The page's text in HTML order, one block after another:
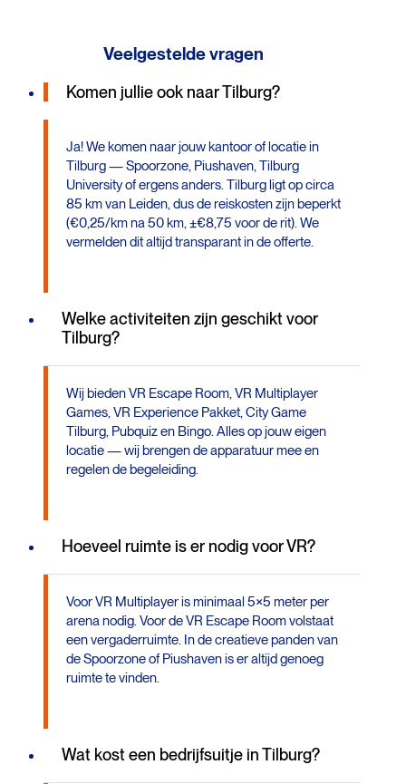
Veelgestelde vragen
Komen jullie ook naar Tilburg?
Ja! We komen naar jouw kantoor of locatie in
Tilburg — Spoorzone, Piushaven, Tilburg
University of ergens anders. Tilburg ligt op circa
85 km van Leiden, dus de reiskosten zijn beperkt
(€0,25/km na 50 km, ±€8,75 voor de rit). We
vermelden dit altijd transparant in de offerte.
Welke activiteiten zijn geschikt voor
Tilburg?
Wij bieden VR Escape Room, VR Multiplayer
Games, VR Experience Pakket, City Game
Tilburg, Pubquiz en Bingo. Alles op jouw eigen
locatie — wij brengen de apparatuur mee en
regelen de begeleiding.
Hoeveel ruimte is er nodig voor VR?
Voor VR Multiplayer is minimaal 5×5 meter per
arena nodig. Voor de VR Escape Room volstaat
een vergaderruimte. In de creatieve panden van
de Spoorzone of Piushaven is er altijd genoeg
ruimte te vinden.
Wat kost een bedrijfsuitje in Tilburg?